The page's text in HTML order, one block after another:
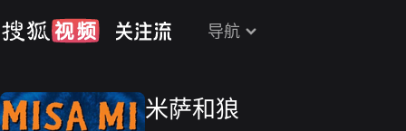
导航
米萨和狼